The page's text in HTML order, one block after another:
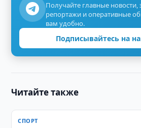
Получайте главные
репортажи и оперативные
вам удобно.
Подписывайтесь на
Читайте также
СПОРТ